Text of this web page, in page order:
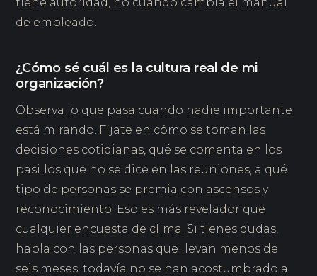
de empleado.
¿Cómo sé cuál es la cultura real de mi
organización?
Observa lo que pasa cuando nadie importante
está mirando. Fíjate en cómo se toman las
decisiones cotidianas, qué se comenta en los
pasillos que no se dice en las reuniones, a qué
tipo de personas se premia con ascensos y
reconocimiento. Eso es más revelador que
cualquier encuesta de clima. Si tienes dudas,
habla con las personas que llevan menos de
seis meses: todavía no se han acostumbrado a